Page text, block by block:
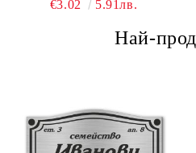
€3.02 5.91лв.
Най-